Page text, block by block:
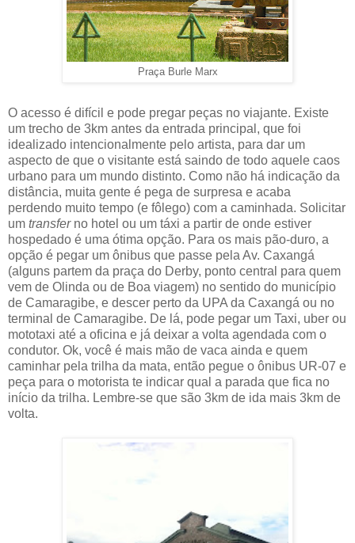
Praça Burle Marx
O acesso é difícil e pode pregar peças no viajante. Existe
um trecho de 3km antes da entrada principal, que foi
idealizado intencionalmente pelo artista, para dar um
aspecto de que o visitante está saindo de todo aquele caos
urbano para um mundo distinto. Como não há indicação da
distância, muita gente é pega de surpresa e acaba
perdendo muito tempo (e fôlego) com a caminhada. Solicitar
um transferno hotel ou um táxi a partir de onde estiver
hospedado é uma ótima opção. Para os mais pão-duro, a
opção é pegar um ônibus que passe pela Av. Caxangá
(alguns partem da praça do Derby, ponto central para quem
vem de Olinda ou de Boa viagem) no sentido do município
de Camaragibe, e descer perto da UPA da Caxangá ou no
terminal de Camaragibe. De lá, pode pegar um Taxi, uber ou
mototaxi até a oficina e já deixar a volta agendada com o
condutor. Ok, você é mais mão de vaca ainda e quem
caminhar pela trilha da mata, então pegue o ônibus UR-07 e
peça para o motorista te indicar qual a parada que fica no
início da trilha. Lembre-se que são 3km de ida mais 3km de
volta.